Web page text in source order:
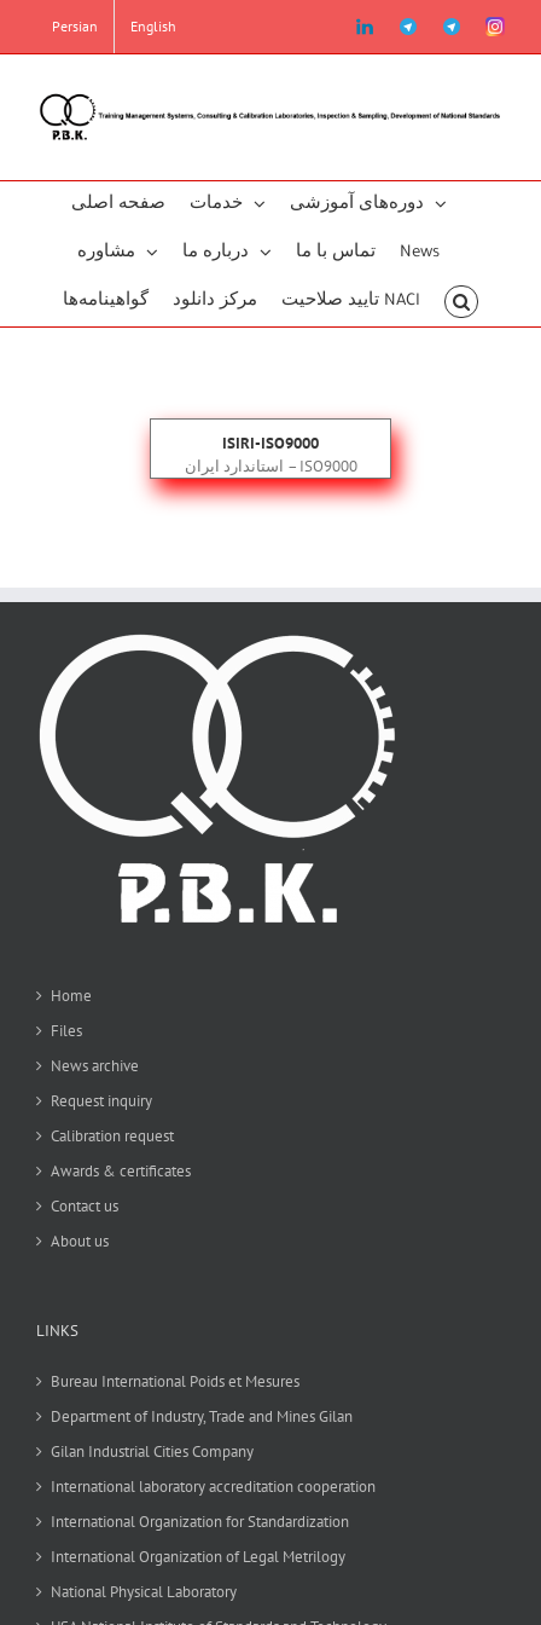
content
Persian English linkedinTelegram2Telegram
صفحه اصلی خدمات دوره‌‌های آموزشی
مشاوره درباره ما تماس با ما News
گو‌اهینامه‌‌ها مرکز دانلود تایید صلاحیت NACI
ISIRI-ISO9000
استاندارد ایران – ISO9000
Home
Files
News archive
Request inquiry
Calibration request
Awards & certificates
Contact us
About us
LINKS
Bureau International Poids et Mesures
Department of Industry, Trade and Mines Gilan
Gilan Industrial Cities Company
International laboratory accreditation cooperation
International Organization for Standardization
International Organization of Legal Metrilogy
National Physical Laboratory